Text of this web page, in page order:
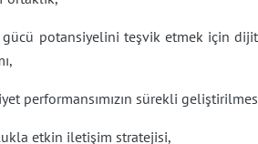
potansiyelini teşvik etmek için
performansımızın sürekli
etkin iletişim stratejisi,